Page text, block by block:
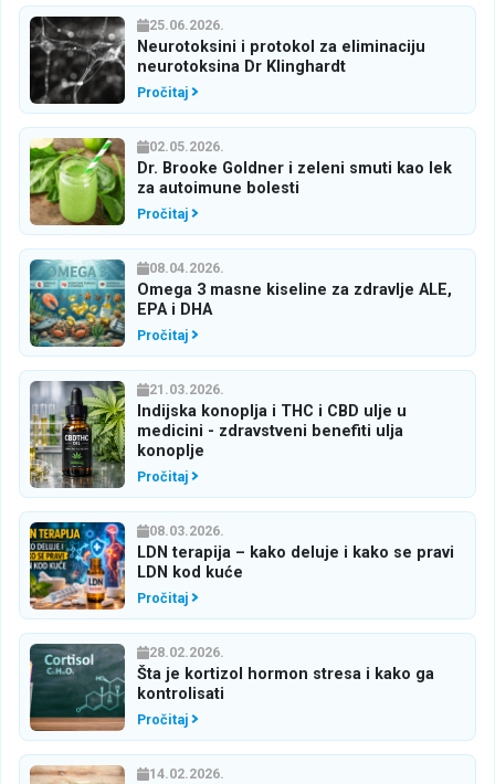
25.06.2026.
Neurotoksini i protokol za eliminaciju
neurotoksina Dr Klinghardt
Pročitaj
02.05.2026.
Dr. Brooke Goldner i zeleni smuti kao lek
za autoimune bolesti
Pročitaj
08.04.2026.
Omega 3 masne kiseline za zdravlje ALE,
EPA i DHA
Pročitaj
21.03.2026.
Indijska konoplja i THC i CBD ulje u
medicini - zdravstveni benefiti ulja
konoplje
Pročitaj
08.03.2026.
LDN terapija – kako deluje i kako se pravi
LDN kod kuće
Pročitaj
28.02.2026.
Šta je kortizol hormon stresa i kako ga
kontrolisati
Pročitaj
14.02.2026.